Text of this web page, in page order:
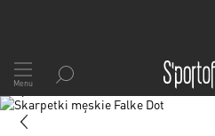
Przejdź
do
treści
Menu
Skip
1/2
Skip